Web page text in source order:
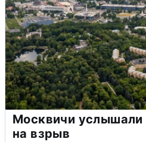
Москвичи услышали
на взрыв